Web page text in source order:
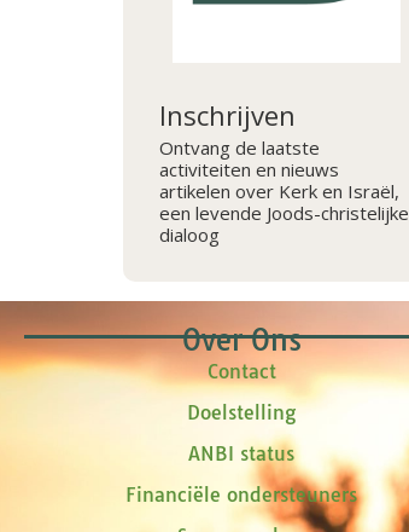
Inschrijven
Ontvang de laatste
activiteiten en nieuws
artikelen over Kerk en Israël,
een levende Joods-christelijke
dialoog
Over Ons
Contact
Doelstelling
ANBI status
Financiële ondersteuners